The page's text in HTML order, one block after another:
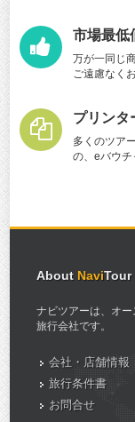
市場最低
万が一同じ
ご遠慮なく
プリンタ
多くのツア
の、eバウチ
About NaviTour
ナビツアーは、オ
旅行会社です。
会社・店舗情報
旅行条件書
お問合せ